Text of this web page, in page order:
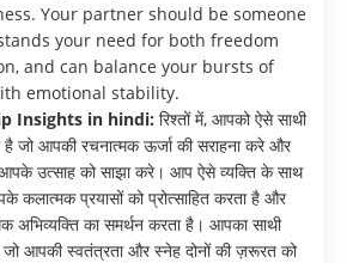
Your partner should be someone
your need for both freedom
and can balance your bursts of
emotional stability.
Insights in hindi: रिश्तों में, आपको ऐसे साथी
जो आपकी रचनात्मक ऊर्जा की सराहना करे और
उत्साह को साझा करे। आप ऐसे व्यक्ति के साथ
कलात्मक प्रयासों को प्रोत्साहित करता है और
अभिव्यक्ति का समर्थन करता है। आपका साथी
जो आपकी स्वतंत्रता और स्नेह दोनों की ज़रूरत को